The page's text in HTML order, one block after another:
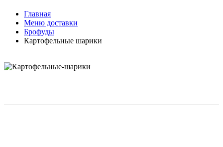
Главная
Меню доставки
Брофуды
Картофельные шарики